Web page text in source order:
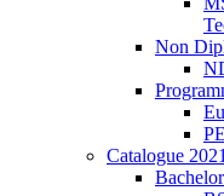
Non
Catalogue
Bachelor